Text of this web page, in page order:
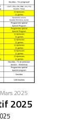
2025
2025